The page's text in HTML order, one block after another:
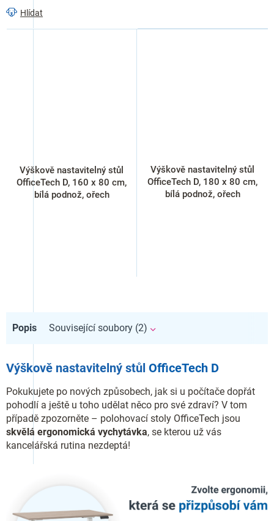
Hlídat
Výškově nastavitelný stůl
OfficeTech D, 160 x 80 cm,
bílá podnož, ořech
Výškově nastavitelný stůl
OfficeTech D, 180 x 80 cm,
bílá podnož, ořech
Popis Související soubory (2)
Výškově nastavitelný stůl OfficeTech D
Pokukujete po nových způsobech, jak si u počítače dopřát
pohodlí a ještě u toho udělat něco pro své zdraví? V tom
případě zpozorněte – polohovací stoly OfficeTech jsou
skvělá ergonomická vychytávka, se kterou už vás
kancelářská rutina nezdeptá!